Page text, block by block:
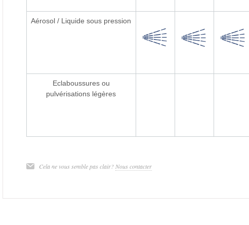
Aérosol / Liquide sous pression
Eclaboussures ou
pulvérisations légères
Cela ne vous semble pas clair?Nous contacter